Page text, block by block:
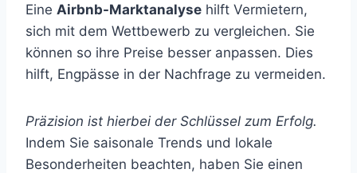
Eine Airbnb-Marktanalyse hilft Vermietern,
sich mit dem Wettbewerb zu vergleichen. Sie
können so ihre Preise besser anpassen. Dies
hilft, Engpässe in der Nachfrage zu vermeiden.
Präzision ist hierbei der Schlüssel zum Erfolg.
Indem Sie saisonale Trends und lokale
Besonderheiten beachten, haben Sie einen